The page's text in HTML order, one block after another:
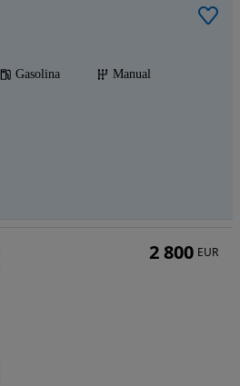
Gasolina
Manual
2 800 EUR